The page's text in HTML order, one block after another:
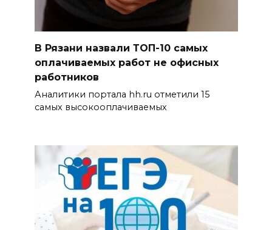
В Рязани назвали ТОП-10 самых
оплачиваемых работ не офисных
работников
Аналитики портала hh.ru отметили 15
самых высокооплачиваемых